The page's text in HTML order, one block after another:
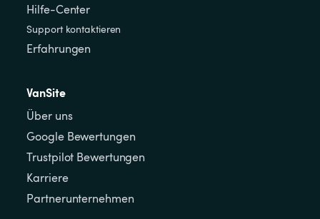
Hilfe-Center
Support kontaktieren
Erfahrungen
VanSite
Über uns
Google Bewertungen
Trustpilot Bewertungen
Karriere
Partnerunternehmen